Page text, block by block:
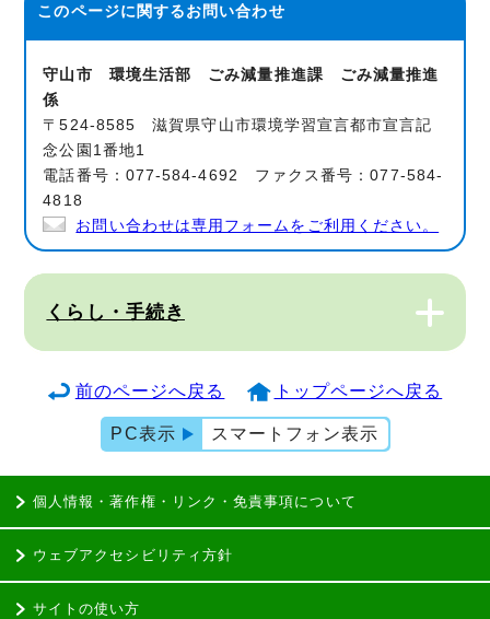
このページに関するお問い合わせ
守山市 環境生活部 ごみ減量推進課 ごみ減量推進
係
〒524-8585 滋賀県守山市環境学習宣言都市宣言記
念公園1番地1
電話番号：077-584-4692 ファクス番号：077-584-
4818
お問い合わせは専用フォームをご利用ください。
くらし・手続き
前のページへ戻る トップページへ戻る
PC表示 スマートフォン表示
個人情報・著作権・リンク・免責事項について
ウェブアクセシビリティ方針
サイトの使い方